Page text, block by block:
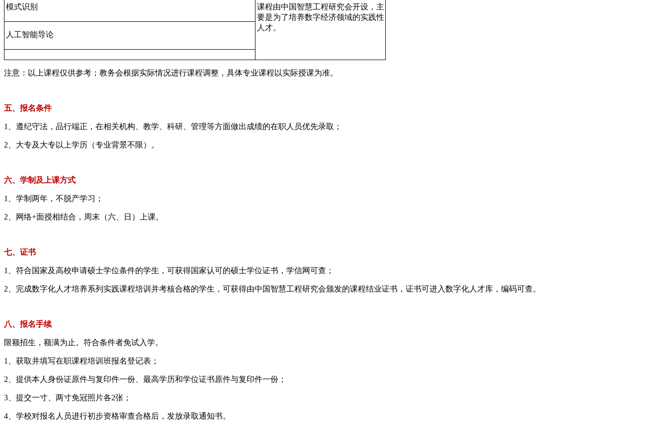
模式识别
课程由中国智慧工程研究会开设，主
要是为了培养数字经济领域的实践性
人才。
人工智能导论
注意：以上课程仅供参考；教务会根据实际情况进行课程调整，具体专业课程以实际授课为准。
五、报名条件
1、遵纪守法，品行端正，在相关机构、教学、科研、管理等方面做出成绩的在职人员优先录取；
2、大专及大专以上学历（专业背景不限）。
六、学制及上课方式
1、学制两年，不脱产学习；
2、网络+面授相结合，周末（六、日）上课。
七、证书
1、符合国家及高校申请硕士学位条件的学生，可获得国家认可的硕士学位证书，学信网可查；
2、完成数字化人才培养系列实践课程培训并考核合格的学生，可获得由中国智慧工程研究会颁发的课程结业证书，证书可进入数字化人才库，编码可查。
八、报名手续
限额招生，额满为止。符合条件者免试入学。
1、获取并填写在职课程培训班报名登记表；
2、提供本人身份证原件与复印件一份、最高学历和学位证书原件与复印件一份；
3、提交一寸、两寸免冠照片各2张；
4、学校对报名人员进行初步资格审查合格后，发放录取通知书。